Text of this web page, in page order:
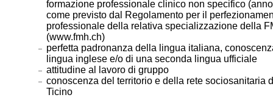
formazione professionale clinico non specifico
come previsto dal Regolamento per il
professionale della relativa specializzazione della
(www.fmh.ch)
perfetta padronanza della lingua italiana,
lingua inglese e/o di una seconda lingua ufficiale
attitudine al lavoro di gruppo
conoscenza del territorio e della rete sociosanitaria
Ticino